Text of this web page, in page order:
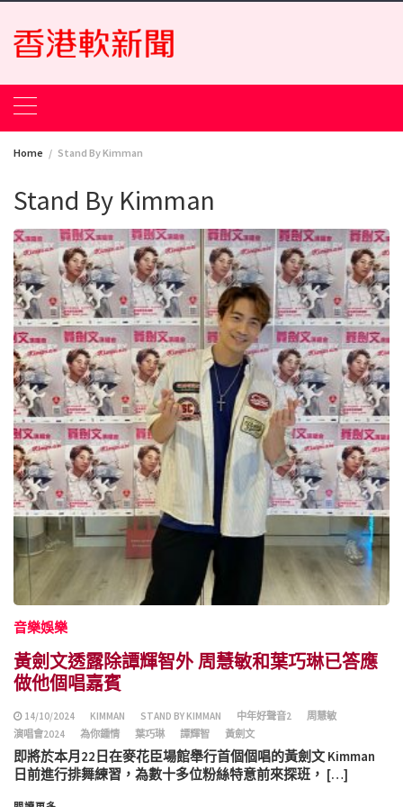
Skip
content
Home Stand By Kimman
Stand By Kimman
音樂娛樂
黃劍文透露除譚輝智外 周慧敏和葉巧琳已答應
做他個唱嘉賓
14/10/2024 KIMMAN STAND BY KIMMAN 中年好聲音2
周慧敏
演唱會2024
為你鍾情 葉巧琳 譚輝智 黃劍文
即將於本月22日在麥花臣場館舉行首個個唱的黃劍文 Kimman
日前進行排舞練習，為數十多位粉絲特意前來探班， […]